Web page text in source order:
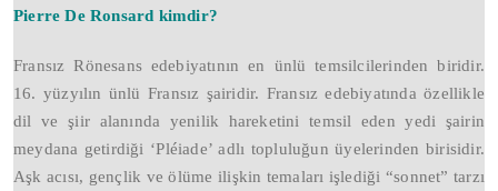
Pierre De Ronsard kimdir?
Fransız Rönesans edebiyatının en ünlü temsilcilerinden biridir.
16. yüzyılın ünlü Fransız şairidir. Fransız edebiyatında özellikle
dil ve şiir alanında yenilik hareketini temsil eden yedi şairin
meydana getirdiği ‘Pléiade’ adlı topluluğun üyelerinden birisidir.
Aşk acısı, gençlik ve ölüme ilişkin temaları işlediği “sonnet” tarzı